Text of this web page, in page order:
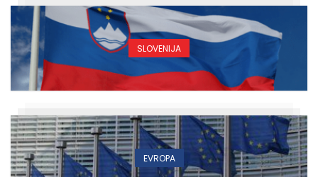
SLOVENIJA
EVROPA